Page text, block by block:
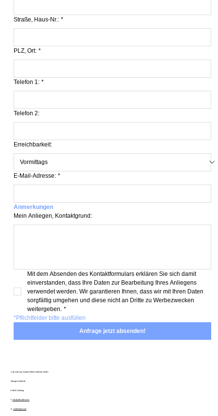
Straße, Haus-Nr.: *
PLZ, Ort: *
Telefon 1: *
Telefon 2:
Erreichbarkeit:
E-Mail-Adresse: *
Anmerkungen
Mein Anliegen, Kontaktgrund:
Mit dem Absenden des Kontaktformulars erklären Sie sich damit
einverstanden, dass Ihre Daten zur Bearbeitung Ihres Anliegens
verwendet werden. Wir garantieren Ihnen, dass wir mit Ihren Daten
sorgfältig umgehen und diese nicht an Dritte zu Werbezwecken
weitergeben. *
*Pflichtfelder bitte ausfüllen
Anfrage jetzt absenden!
© by Dipl.-Ing. Rudolf Hofherr Software GmbH .
Morzger Straße 66 .
A-5020 Salzburg .
T:+43 (0) 664 160 51 51
E: r.hofherr@a1.net.